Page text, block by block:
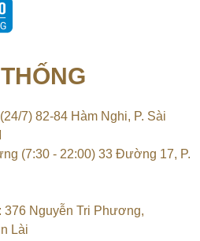
7) 82-84 Hàm Nghi, P. Sài
(7:30 - 22:00) 33 Đường 17, P.
376 Nguyễn Tri Phương,
Lài